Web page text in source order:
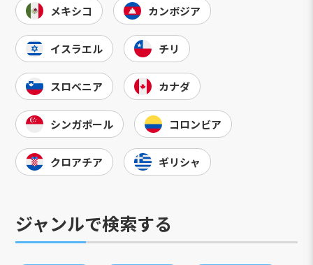
メキシコ カンボジア
イスラエル チリ
スロベニア カナダ
シンガポール コロンビア
クロアチア ギリシャ
ジャンルで検索する